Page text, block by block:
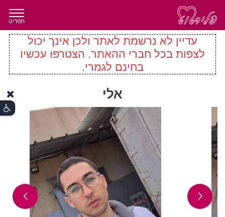
תפריט
עדיין לא נרשמת לאתר ולכן אינך יכול
לצפות בכל חברי ההאתר. הצטרפו עכשיו
בחינם לגמרי.
אלי